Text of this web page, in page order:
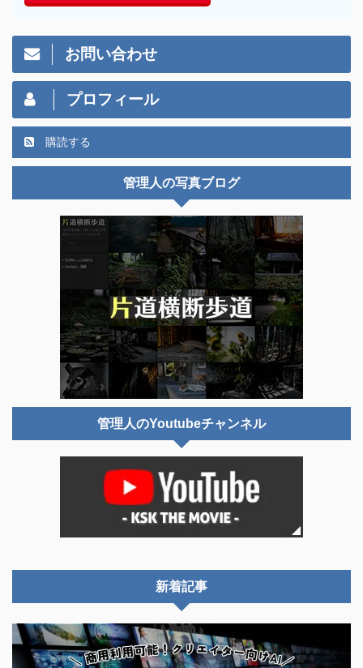
お問い合わせ
プロフィール
購読する
管理人の写真ブログ
管理人のYoutubeチャンネル
新着記事